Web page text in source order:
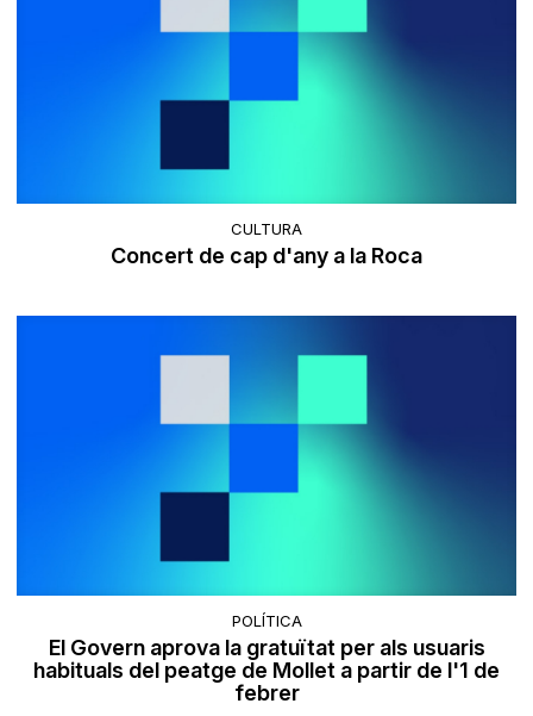
CULTURA
Concert de cap d'any a la Roca
POLÍTICA
El Govern aprova la gratuïtat per als usuaris
habituals del peatge de Mollet a partir de l'1 de
febrer